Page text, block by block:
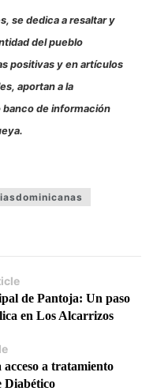
se dedica a resaltar y
del pueblo
positivas y en artículos
aportan a la
de información
de Pantoja: Un paso
en Los Alcarrizos
a tratamiento
Diabético